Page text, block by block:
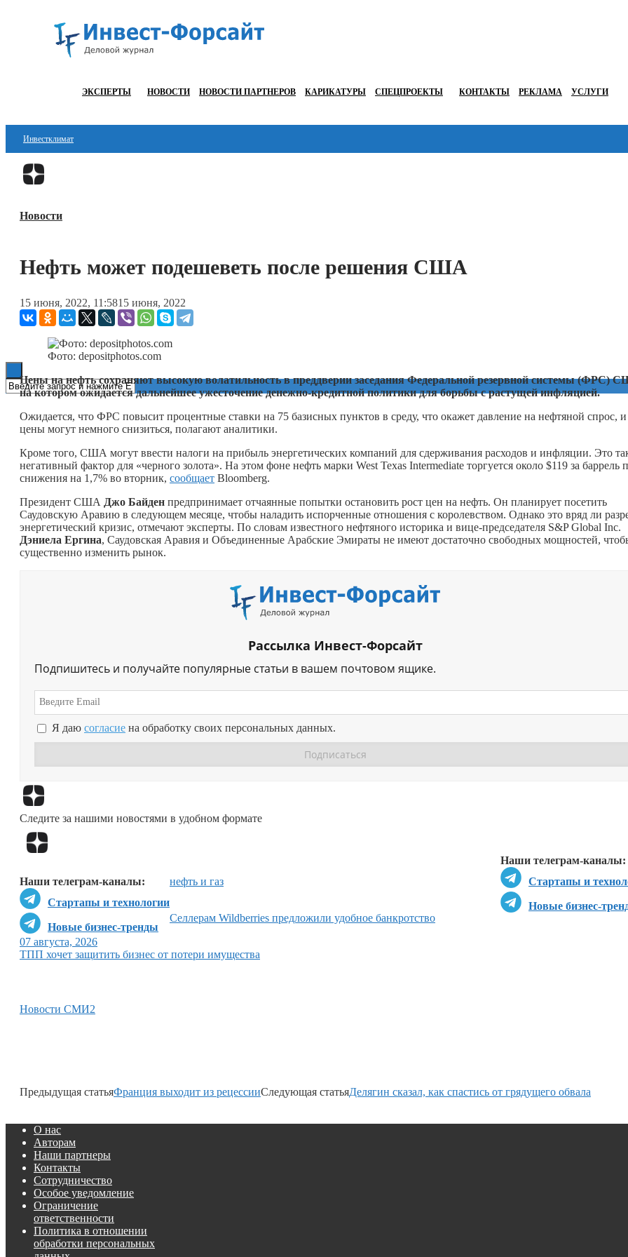
ЭКСПЕРТЫ НОВОСТИ НОВОСТИ ПАРТНЕРОВ КАРИКАТУРЫ СПЕЦПРОЕКТЫ КОНТАКТЫ РЕКЛАМА УСЛУГИ
Инвестклимат
Финансы
Блокчейн
Технологии
ESG
Новости
Нефть может подешеветь после решения США
15 июня, 2022, 11:5815 июня, 2022
Фото: depositphotos.com
Цены на нефть сохраняют высокую волатильность в преддверии заседания Федеральной резервной системы (ФРС)
на котором ожидается дальнейшее ужесточение денежно-кредитной политики для борьбы с растущей инфляцией.
Ожидается, что ФРС повысит процентные ставки на 75 базисных пунктов в среду, что окажет давление на нефтяной спрос, и
цены могут немного снизиться, полагают аналитики.
Кроме того, США могут ввести налоги на прибыль энергетических компаний для сдерживания расходов и инфляции. Это
негативный фактор для «черного золота». На этом фоне нефть марки West Texas Intermediate торгуется около $119 за баррель
снижения на 1,7% во вторник, сообщает Bloomberg.
Президент США Джо Байден предпринимает отчаянные попытки остановить рост цен на нефть. Он планирует посетить
Саудовскую Аравию в следующем месяце, чтобы наладить испорченные отношения с королевством. Однако это вряд ли
энергетический кризис, отмечают эксперты. По словам известного нефтяного историка и вице-председателя S&P Global Inc.
Дэниела Ергина, Саудовская Аравия и Объединенные Арабские Эмираты не имеют достаточно свободных мощностей,
существенно изменить рынок.
Рассылка Инвест-Форсайт
Подпишитесь и получайте популярные статьи в вашем почтовом ящике.
Я даю согласие на обработку своих персональных данных.
Следите за нашими новостями в удобном формате
Наши телеграм-каналы:
Стартапы и
Новые бизнес-
Наши телеграм-каналы:
Стартапы и технологии
Новые бизнес-тренды
нефть и газ
Селлерам Wildberries предложили удобное банкротство
07 августа, 2026
ТПП хочет защитить бизнес от потери имущества
Новости СМИ2
Предыдущая статьяФранция выходит из рецессииСледующая статьяДелягин сказал, как спастись от грядущего обвала
О нас
Авторам
Наши партнеры
Контакты
Сотрудничество
Особое уведомление
Ограничение
ответственности
Политика в отношении
обработки персональных